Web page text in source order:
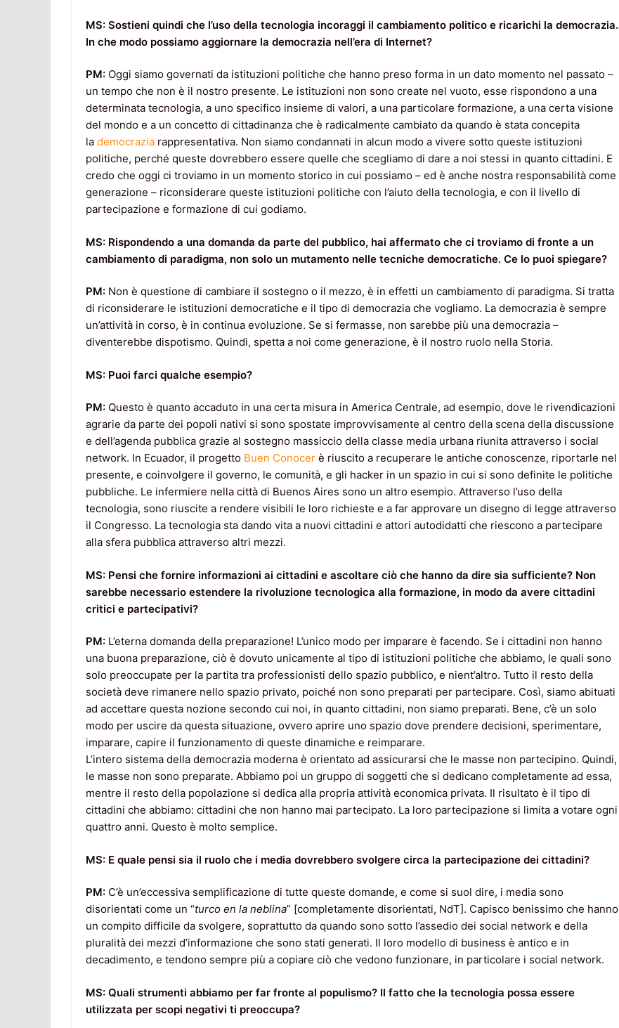
MS: Sostieni quindi che l’uso della tecnologia incoraggi il cambiamento politico e ricarichi la democrazia.
In che modo possiamo aggiornare la democrazia nell’era di Internet?
PM: Oggi siamo governati da istituzioni politiche che hanno preso forma in un dato momento nel passato –
un tempo che non è il nostro presente. Le istituzioni non sono create nel vuoto, esse rispondono a una
determinata tecnologia, a uno specifico insieme di valori, a una particolare formazione, a una certa visione
del mondo e a un concetto di cittadinanza che è radicalmente cambiato da quando è stata concepita
la democrazia rappresentativa. Non siamo condannati in alcun modo a vivere sotto queste istituzioni
politiche, perché queste dovrebbero essere quelle che scegliamo di dare a noi stessi in quanto cittadini. E
credo che oggi ci troviamo in un momento storico in cui possiamo – ed è anche nostra responsabilità come
generazione – riconsiderare queste istituzioni politiche con l’aiuto della tecnologia, e con il livello di
partecipazione e formazione di cui godiamo.
MS: Rispondendo a una domanda da parte del pubblico, hai affermato che ci troviamo di fronte a un
cambiamento di paradigma, non solo un mutamento nelle tecniche democratiche. Ce lo puoi spiegare?
PM: Non è questione di cambiare il sostegno o il mezzo, è in effetti un cambiamento di paradigma. Si tratta
di riconsiderare le istituzioni democratiche e il tipo di democrazia che vogliamo. La democrazia è sempre
un’attività in corso, è in continua evoluzione. Se si fermasse, non sarebbe più una democrazia –
diventerebbe dispotismo. Quindi, spetta a noi come generazione, è il nostro ruolo nella Storia.
MS: Puoi farci qualche esempio?
PM: Questo è quanto accaduto in una certa misura in America Centrale, ad esempio, dove le rivendicazioni
agrarie da parte dei popoli nativi si sono spostate improvvisamente al centro della scena della discussione
e dell’agenda pubblica grazie al sostegno massiccio della classe media urbana riunita attraverso i social
network. In Ecuador, il progetto Buen Conocer è riuscito a recuperare le antiche conoscenze, riportarle nel
presente, e coinvolgere il governo, le comunità, e gli hacker in un spazio in cui si sono definite le politiche
pubbliche. Le infermiere nella città di Buenos Aires sono un altro esempio. Attraverso l’uso della
tecnologia, sono riuscite a rendere visibili le loro richieste e a far approvare un disegno di legge attraverso
il Congresso. La tecnologia sta dando vita a nuovi cittadini e attori autodidatti che riescono a partecipare
alla sfera pubblica attraverso altri mezzi.
MS: Pensi che fornire informazioni ai cittadini e ascoltare ciò che hanno da dire sia sufficiente? Non
sarebbe necessario estendere la rivoluzione tecnologica alla formazione, in modo da avere cittadini
critici e partecipativi?
PM: L’eterna domanda della preparazione! L’unico modo per imparare è facendo. Se i cittadini non hanno
una buona preparazione, ciò è dovuto unicamente al tipo di istituzioni politiche che abbiamo, le quali sono
solo preoccupate per la partita tra professionisti dello spazio pubblico, e nient’altro. Tutto il resto della
società deve rimanere nello spazio privato, poiché non sono preparati per partecipare. Così, siamo abituati
ad accettare questa nozione secondo cui noi, in quanto cittadini, non siamo preparati. Bene, c’è un solo
modo per uscire da questa situazione, ovvero aprire uno spazio dove prendere decisioni, sperimentare,
imparare, capire il funzionamento di queste dinamiche e reimparare.
L’intero sistema della democrazia moderna è orientato ad assicurarsi che le masse non partecipino. Quindi,
le masse non sono preparate. Abbiamo poi un gruppo di soggetti che si dedicano completamente ad essa,
mentre il resto della popolazione si dedica alla propria attività economica privata. Il risultato è il tipo di
cittadini che abbiamo: cittadini che non hanno mai partecipato. La loro partecipazione si limita a votare ogni
quattro anni. Questo è molto semplice.
MS: E quale pensi sia il ruolo che i media dovrebbero svolgere circa la partecipazione dei cittadini?
PM: C’è un’eccessiva semplificazione di tutte queste domande, e come si suol dire, i media sono
disorientati come un “turco en la neblina” [completamente disorientati, NdT]. Capisco benissimo che hanno
un compito difficile da svolgere, soprattutto da quando sono sotto l’assedio dei social network e della
pluralità dei mezzi d’informazione che sono stati generati. Il loro modello di business è antico e in
decadimento, e tendono sempre più a copiare ciò che vedono funzionare, in particolare i social network.
MS: Quali strumenti abbiamo per far fronte al populismo? Il fatto che la tecnologia possa essere
utilizzata per scopi negativi ti preoccupa?